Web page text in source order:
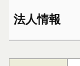
法人情報